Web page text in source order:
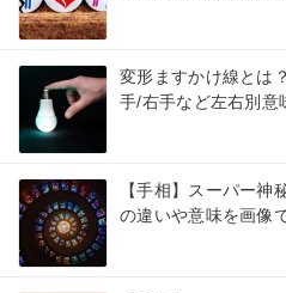
変形ますかけ線とは
手/右手など左右別意
【手相】スーパー神
の違いや意味を画像